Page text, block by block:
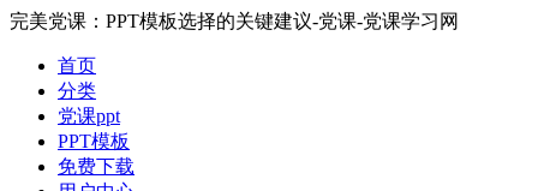
完美党课：PPT模板选择的关键建议-党课-党课学习网
首页
分类
党课ppt
PPT模板
免费下载